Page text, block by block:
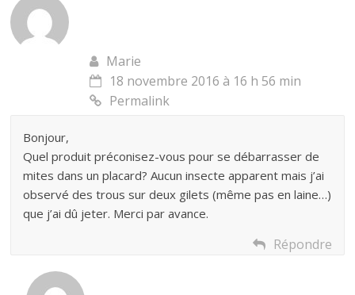
Marie
18 novembre 2016 à 16 h 56 min
Permalink
Bonjour,
Quel produit préconisez-vous pour se débarrasser de
mites dans un placard? Aucun insecte apparent mais j’ai
observé des trous sur deux gilets (même pas en laine…)
que j’ai dû jeter. Merci par avance.
Répondre